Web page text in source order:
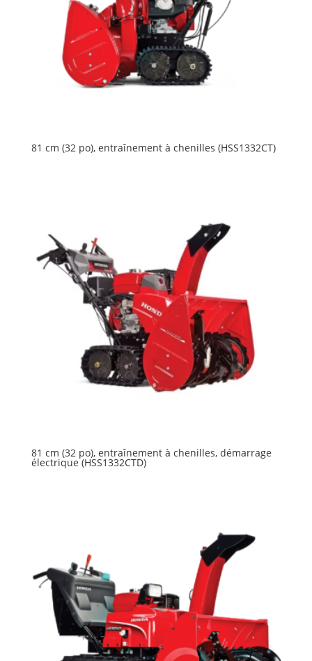
81 cm (32 po), entraînement à chenilles (HSS1332CT)
81 cm (32 po), entraînement à chenilles, démarrage
électrique (HSS1332CTD)